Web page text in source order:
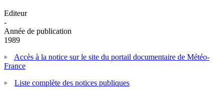
Editeur
-
Année de publication
1989
Accès à la notice sur le site du portail documentaire de Météo-
France
Liste complète des notices publiques